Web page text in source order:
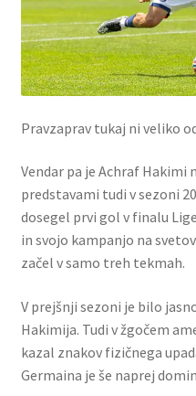
Pravzaprav tukaj ni veliko
Vendar pa je Achraf Hakimi
predstavami tudi v sezoni
dosegel prvi gol v finalu
in svojo kampanjo na
začel v samo treh tekmah.
V prejšnji sezoni je bilo
Hakimija. Tudi v žgočem
kazal znakov fizičnega
Germaina je še naprej